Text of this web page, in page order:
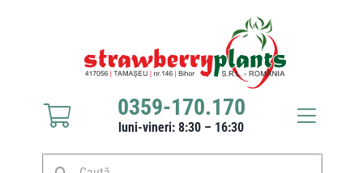
Caută
0359-170.170
luni-vineri: 8:30 – 16:30
Toggle
Răsaduri căpșuni